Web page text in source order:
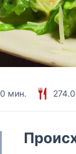
мин.